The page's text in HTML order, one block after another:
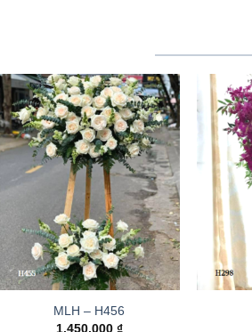
MLH – H456
1.450.000 ₫